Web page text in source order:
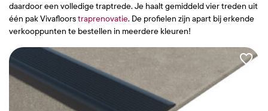
daardoor een volledige traptrede. Je haalt gemiddeld vier treden uit
één pak Vivafloorstraprenovatie. De profielen zijn apart bij erkende
verkooppunten te bestellen in meerdere kleuren!